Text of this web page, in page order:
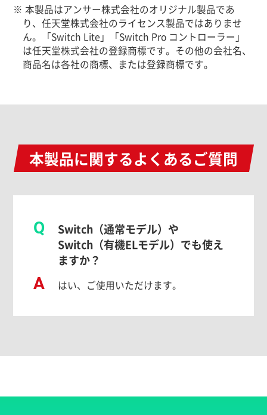
※ 本製品はアンサー株式会社のオリジナル製品であ
り、任天堂株式会社のライセンス製品ではありませ
ん。「Switch Lite」「Switch Pro コントローラー」
は任天堂株式会社の登録商標です。その他の会社名、
商品名は各社の商標、または登録商標です。
本製品に関するよくあるご質問
Q
Switch（通常モデル）や
Switch（有機ELモデル）でも使え
ますか？
A はい、ご使用いただけます。